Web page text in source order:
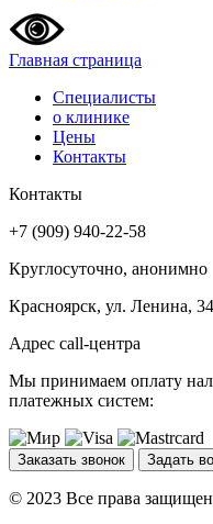
Главная страница
Специалисты
о клинике
Цены
Контакты
Контакты
+7 (909) 940-22-58
Круглосуточно, анонимно
Красноярск, ул. Ленина, 34
Адрес call-центра
Мы принимаем оплату
платежных систем:
Заказать звонок Задать
© 2023 Все права